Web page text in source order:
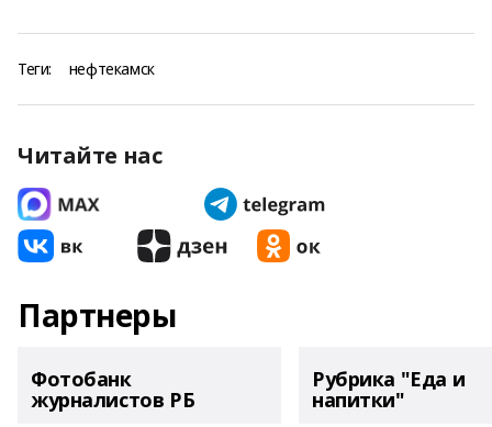
Теги: нефтекамск
Читайте нас
Партнеры
Фотобанк
журналистов РБ
Рубрика "Еда и
напитки"